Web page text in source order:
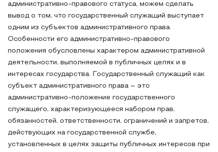
административно-правового статуса, можем сделать
вывод о том, что государственный служащий выступает
одним из субъектов административного права.
Особенности его административно-правового
положения обусловлены характером административной
деятельности, выполняемой в публичных целях и в
интересах государства. Государственный служащий как
субъект административного права – это
административно-положение государственного
служащего, характеризующееся набором прав,
обязанностей, ответственности, ограничений и запретов,
действующих на государственной службе,
установленных в целях защиты публичных интересов при